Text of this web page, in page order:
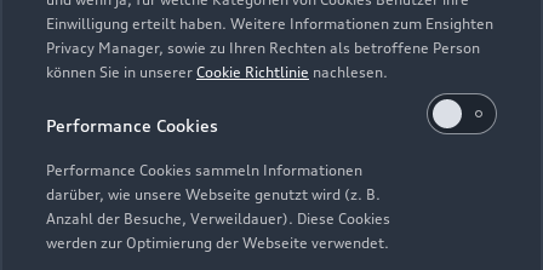
Einwilligung erteilt haben. Weitere Informationen zum Ensighten
Privacy Manager, sowie zu Ihren Rechten als betroffene Person
können Sie in unserer Cookie Richtlinie nachlesen.
Performance Cookies
Performance Cookies sammeln Informationen
darüber, wie unsere Webseite genutzt wird (z. B.
Anzahl der Besuche, Verweildauer). Diese Cookies
werden zur Optimierung der Webseite verwendet.
Modelle
Elektromodelle
Plug-in-Hybride
Neuwagensuche
Gebrauchtwagensuche
Service & Zubehör
Saisonale Angebote
Support